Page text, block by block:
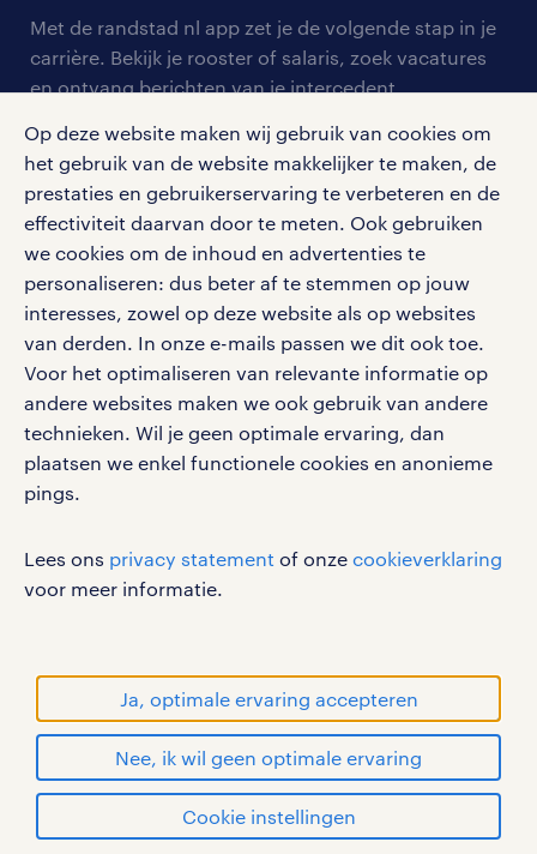
Op deze website maken wij gebruik van cookies om
het gebruik van de website makkelijker te maken, de
prestaties en gebruikerservaring te verbeteren en de
effectiviteit daarvan door te meten. Ook gebruiken
we cookies om de inhoud en advertenties te
personaliseren: dus beter af te stemmen op jouw
interesses, zowel op deze website als op websites
van derden. In onze e-mails passen we dit ook toe.
Voor het optimaliseren van relevante informatie op
andere websites maken we ook gebruik van andere
technieken. Wil je geen optimale ervaring, dan
plaatsen we enkel functionele cookies en anonieme
pings.
Lees ons privacy statement of onze cookieverklaring
voor meer informatie.
Ja, optimale ervaring accepteren
Nee, ik wil geen optimale ervaring
Cookie instellingen
solliciteren
personeel gezocht
aanmelden nieuwsbrief
blogs en artikelen
bruto-netto calculator
onze vestigingen
pers
klachten en misstanden
Met de randstad nl app zet je de volgende stap in je
carrière. Bekijk je rooster of salaris, zoek vacatures
en ontvang berichten van je intercedent.
apple app store
google play store
social media
Volg ons voor de leukste content omtrent
vacatures, solliciteren en inspiratie.
gebruikersvoorwaarden
disclaimer
sitemap
RANDSTAD, HUMAN FORWARD en SHAPING THE
WORLD OF WORK zijn geregistreerde
handelsmerken van Randstad N.V.